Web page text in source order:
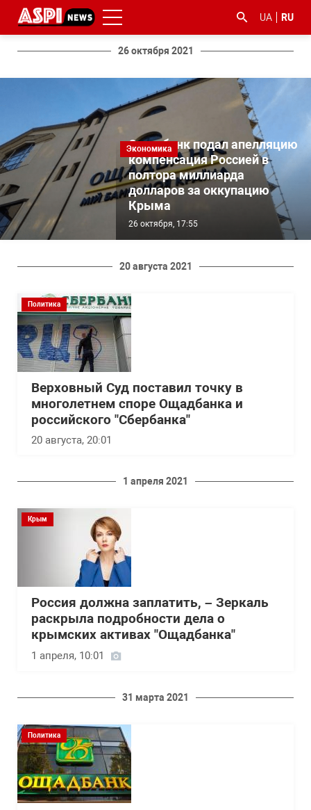
UA RU
26 октября 2021
Экономика
Ощадбанк подал апелляцию
компенсация Россией в
полтора миллиарда
долларов за оккупацию
Крыма
26 октября, 17:55
20 августа 2021
Политика
Верховный Суд поставил точку в
многолетнем споре Ощадбанка и
российского "Сбербанка"
20 августа, 20:01
1 апреля 2021
Крым
Россия должна заплатить, – Зеркаль
раскрыла подробности дела о
крымских активах "Ощадбанка"
1 апреля, 10:01
31 марта 2021
Политика
#ООС
#боротьба
корупцією
#гфс #Киев #коронавірус